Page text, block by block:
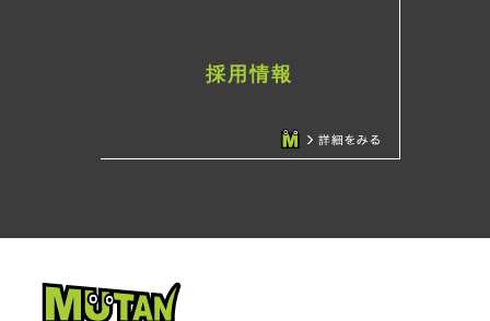
採用情報